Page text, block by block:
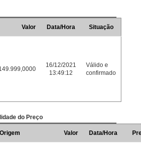
Valor Data/Hora Situação
16/12/2021
13:49:12
Válido e
confirmado
do Preço
Origem Valor Data/Hora